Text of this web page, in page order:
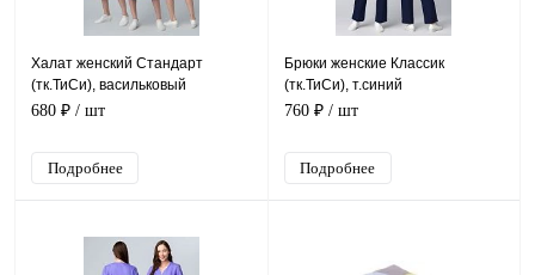
Халат женский Стандарт
(тк.ТиСи), васильковый
680 ₽ / шт
Подробнее
Брюки женские Классик
(тк.ТиСи), т.синий
760 ₽ / шт
Подробнее